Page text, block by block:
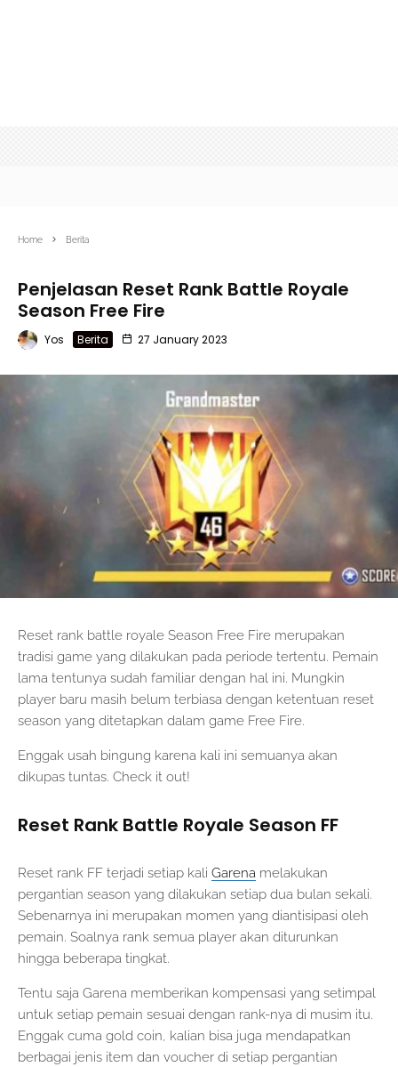
Home Berita
Penjelasan Reset Rank Battle Royale
Season Free Fire
Yos Berita 27 January 2023
Reset rank battle royale Season Free Fire merupakan
tradisi game yang dilakukan pada periode tertentu. Pemain
lama tentunya sudah familiar dengan hal ini. Mungkin
player baru masih belum terbiasa dengan ketentuan reset
season yang ditetapkan dalam game Free Fire.
Enggak usah bingung karena kali ini semuanya akan
dikupas tuntas. Check it out!
Reset Rank Battle Royale Season FF
Reset rank FF terjadi setiap kali Garena melakukan
pergantian season yang dilakukan setiap dua bulan sekali.
Sebenarnya ini merupakan momen yang diantisipasi oleh
pemain. Soalnya rank semua player akan diturunkan
hingga beberapa tingkat.
Tentu saja Garena memberikan kompensasi yang setimpal
untuk setiap pemain sesuai dengan rank-nya di musim itu.
Enggak cuma gold coin, kalian bisa juga mendapatkan
berbagai jenis item dan voucher di setiap pergantian